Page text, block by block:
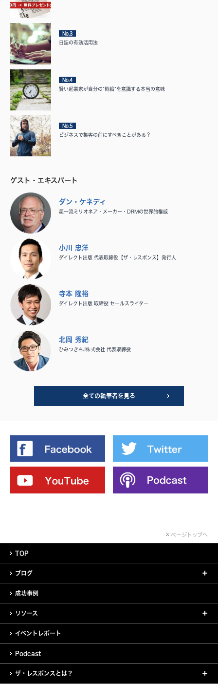
No.3
日誌の有効活用法
No.4
賢い起業家が自分の”時給”を意識する本当の意味
No.5
ビジネスで集客の前にすべきことがある？
ゲスト・エキスパート
ダン・ケネディ
超一流ミリオネア・メーカー・DRMの世界的権威
小川 忠洋
ダイレクト出版 代表取締役【ザ・レスポンス】発行人
寺本 隆裕
ダイレクト出版 取締役 セールスライター
北岡 秀紀
ひみつきちJ株式会社 代表取締役
全ての執筆者を見る
ページトップへ
TOP
ブログ
成功事例
リソース
イベントレポート
Podcast
ザ・レスポンスとは？